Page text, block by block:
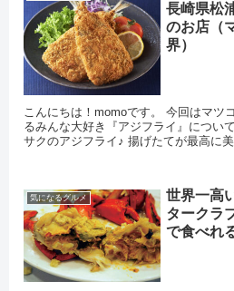
長崎県松
のお店（
界）
こんにちは！momoです。 今回はマツコの知らない世界で紹介され
るみんな大好き『アジフライ』について
サクのアジフライ♪ 揚げたてが最高に美味しいですよね(^^♪ 外はサ
気になるグルメ
世界一高
タークラ
で食べれ